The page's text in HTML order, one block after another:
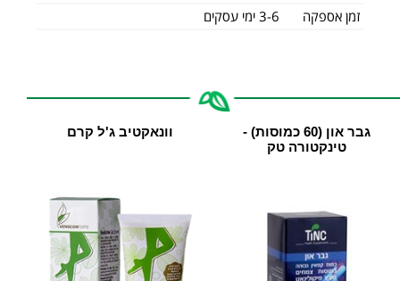
זמן אספקה
3-6 ימי עסקים
גבר און (60 כמוסות) -
טינקטורה טק
וונאקטיב ג'ל קרם